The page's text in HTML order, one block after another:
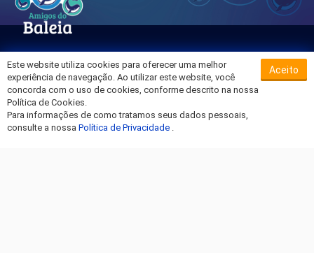
Sobre o Hospital da Baleia
Termos de Uso
Política de Privacidade
Entre em Contato
Este website utiliza cookies para oferecer uma melhor
experiência de navegação. Ao utilizar este website, você
concorda com o uso de cookies, conforme descrito na nossa
Política de Cookies.
Para informações de como tratamos seus dados pessoais,
consulte a nossa Política de Privacidade .
Aceito